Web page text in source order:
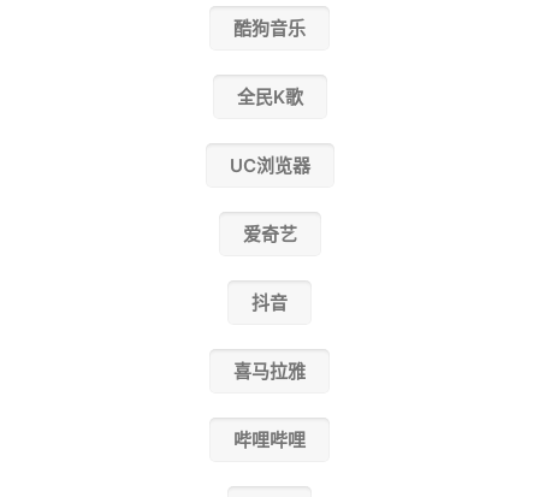
酷狗音乐
全民K歌
UC浏览器
爱奇艺
抖音
喜马拉雅
哔哩哔哩